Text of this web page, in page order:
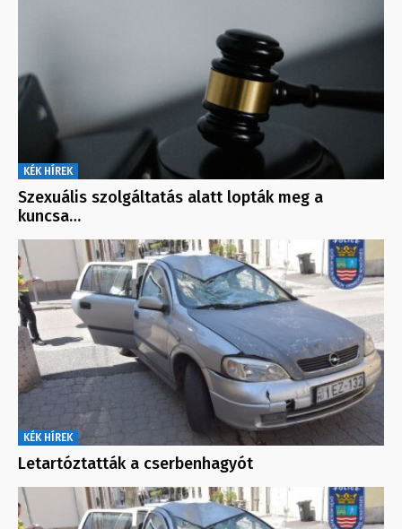
KÉK HÍREK
Szexuális szolgáltatás alatt lopták meg a
kuncsa…
KÉK HÍREK
Letartóztatták a cserbenhagyót